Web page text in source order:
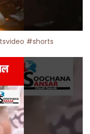
#shorts